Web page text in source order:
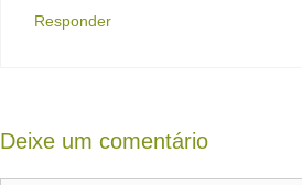
Responder
Deixe um comentário